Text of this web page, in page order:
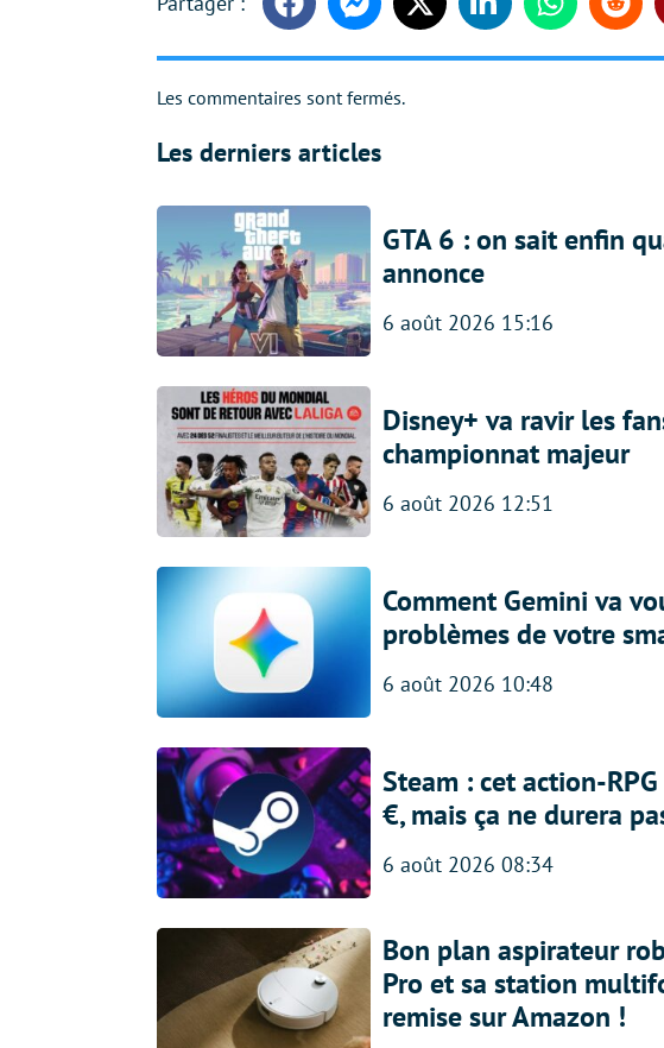
FacebookMessengerTwitter LinkedinWhatsappReddit
Les commentaires sont fermés.
Les derniers articles
GTA 6 : on sait enfin
annonce
6 août 2026 15:16
Disney+ va ravir les
championnat majeur
6 août 2026 12:51
Comment Gemini va
problèmes de votre
6 août 2026 10:48
Steam : cet action-
€, mais ça ne durera
6 août 2026 08:34
Bon plan aspirateur
Pro et sa station
remise sur Amazon !